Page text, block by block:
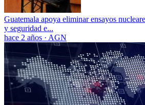
Guatemala apoya eliminar ensayos
y seguridad e...
hace 2 años · AGN